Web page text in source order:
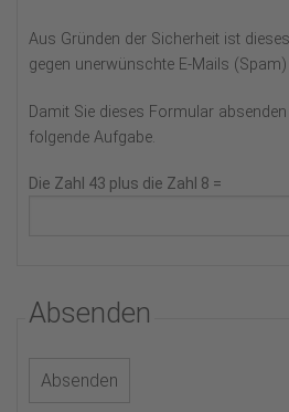
Aus Gründen der Sicherheit ist
gegen unerwünschte E-Mails (Spam)
Damit Sie dieses Formular
folgende Aufgabe.
Die Zahl 43 plus die Zahl 8 =
Absenden